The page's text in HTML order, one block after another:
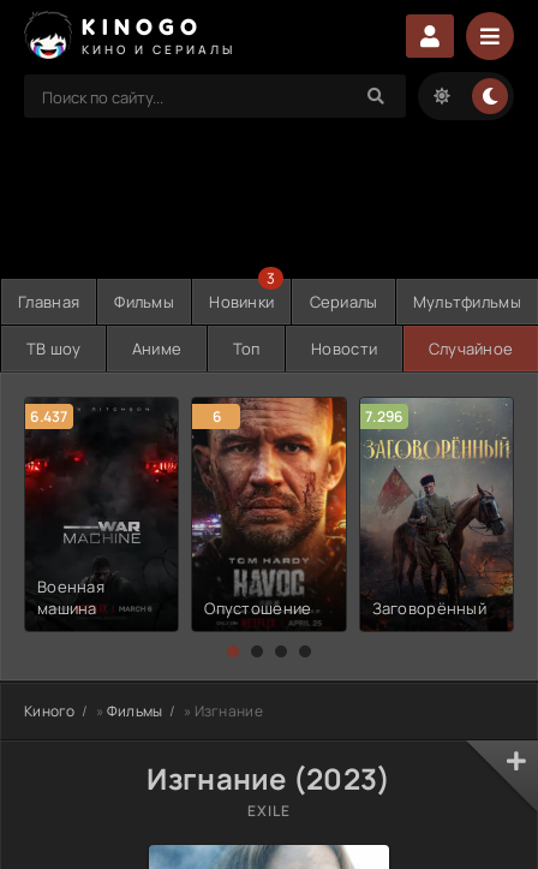
KINOGO
КИНО И СЕРИАЛЫ
Главная Фильмы Новинки
3
Сериалы Мультфильмы
ТВ шоу Аниме Топ Новости Случайное
6.437
Военная
машина
6
Опустошение
7.296
Заговорённый
Киного » Фильмы » Изгнание
Изгнание (2023)
EXILE